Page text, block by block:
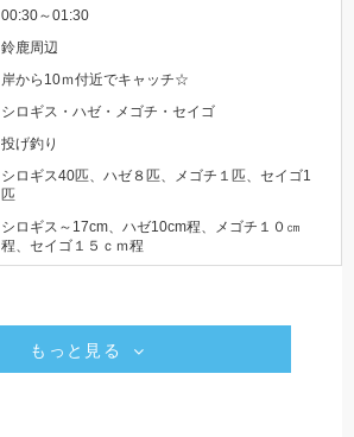
00:30～01:30
鈴鹿周辺
岸から10ｍ付近でキャッチ☆
シロギス・ハゼ・メゴチ・セイゴ
投げ釣り
シロギス40匹、ハゼ８匹、メゴチ１匹、セイゴ1
匹
シロギス～17cm、ハゼ10cm程、メゴチ１０㎝
程、セイゴ１５ｃｍ程
もっと見る